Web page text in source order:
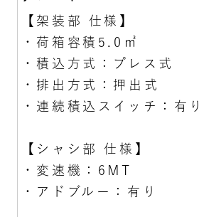
【架装部 仕様】
・荷箱容積5.0㎥
・積込方式：プレス式
・排出方式：押出式
・連続積込スイッチ：有り
【シャシ部 仕様】
・変速機：6MT
・アドブルー：有り